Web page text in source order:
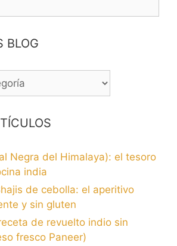
BLOG
Negra del Himalaya): el tesoro
india
de cebolla: el aperitivo
y sin gluten
de revuelto indio sin
fresco Paneer)